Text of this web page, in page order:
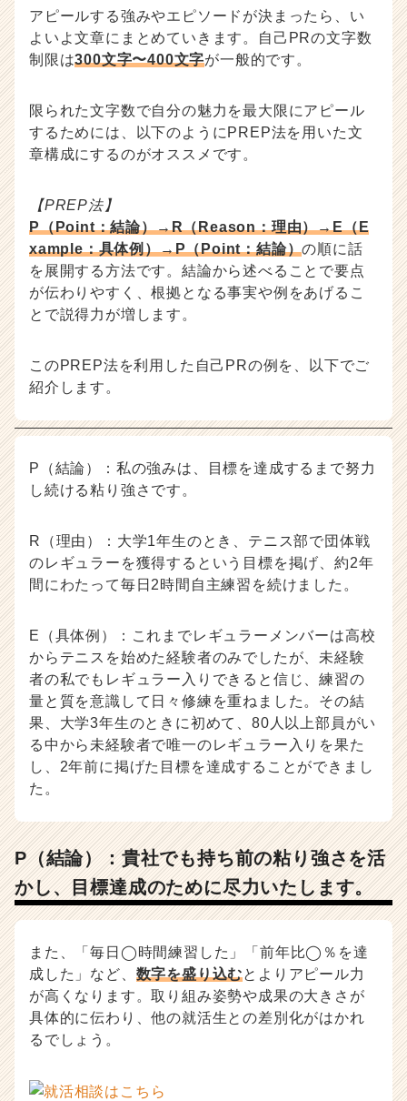
アピールする強みやエピソードが決まったら、い
よいよ文章にまとめていきます。自己PRの文字数
制限は300文字〜400文字が一般的です。
限られた文字数で自分の魅力を最大限にアピール
するためには、以下のようにPREP法を用いた文
章構成にするのがオススメです。
【PREP法】
P（Point：結論）→R（Reason：理由）→E（E
xample：具体例）→P（Point：結論）の順に話
を展開する方法です。結論から述べることで要点
が伝わりやすく、根拠となる事実や例をあげるこ
とで説得力が増します。
このPREP法を利用した自己PRの例を、以下でご
紹介します。
P（結論）：私の強みは、目標を達成するまで努力
し続ける粘り強さです。
R（理由）：大学1年生のとき、テニス部で団体戦
のレギュラーを獲得するという目標を掲げ、約2年
間にわたって毎日2時間自主練習を続けました。
E（具体例）：これまでレギュラーメンバーは高校
からテニスを始めた経験者のみでしたが、未経験
者の私でもレギュラー入りできると信じ、練習の
量と質を意識して日々修練を重ねました。その結
果、大学3年生のときに初めて、80人以上部員がい
る中から未経験者で唯一のレギュラー入りを果た
し、2年前に掲げた目標を達成することができまし
た。
P（結論）：貴社でも持ち前の粘り強さを活
かし、目標達成のために尽力いたします。
また、「毎日◯時間練習した」「前年比◯％を達
成した」など、 数字を盛り込むとよりアピール力
が高くなります。取り組み姿勢や成果の大きさが
具体的に伝わり、他の就活生との差別化がはかれ
るでしょう。